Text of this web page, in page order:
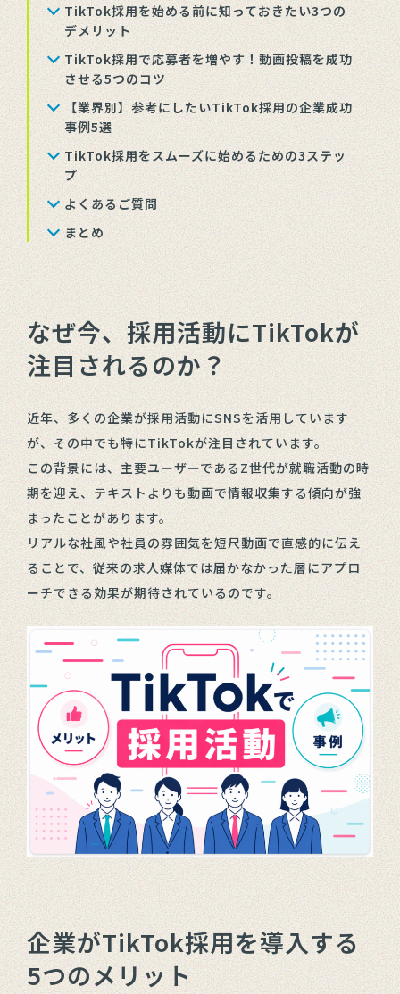
TikTok採用を始める前に知っておきたい3つの
デメリット
TikTok採用で応募者を増やす！動画投稿を成功
させる5つのコツ
【業界別】参考にしたいTikTok採用の企業成功
事例5選
TikTok採用をスムーズに始めるための3ステッ
プ
よくあるご質問
まとめ
なぜ今、採用活動にTikTokが
注目されるのか？
近年、多くの企業が採用活動にSNSを活用しています
が、その中でも特にTikTokが注目されています。
この背景には、主要ユーザーであるZ世代が就職活動の時
期を迎え、テキストよりも動画で情報収集する傾向が強
まったことがあります。
リアルな社風や社員の雰囲気を短尺動画で直感的に伝え
ることで、従来の求人媒体では届かなかった層にアプロ
ーチできる効果が期待されているのです。
企業がTikTok採用を導入する
5つのメリット